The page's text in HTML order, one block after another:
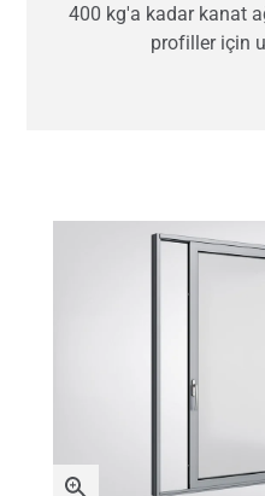
400 kg'a kadar kanat
profiller için